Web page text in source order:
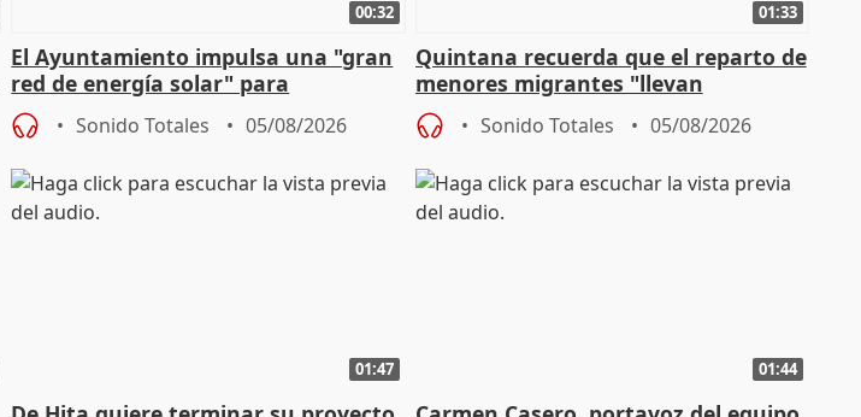
00:32
El Ayuntamiento impulsa una "gran
red de energía solar" para
autoconsumo
Sonido Totales 05/08/2026
01:33
Quintana recuerda que el reparto de
menores migrantes "llevan
aportación del Gobierno" central
Sonido Totales 05/08/2026
01:47 01:44